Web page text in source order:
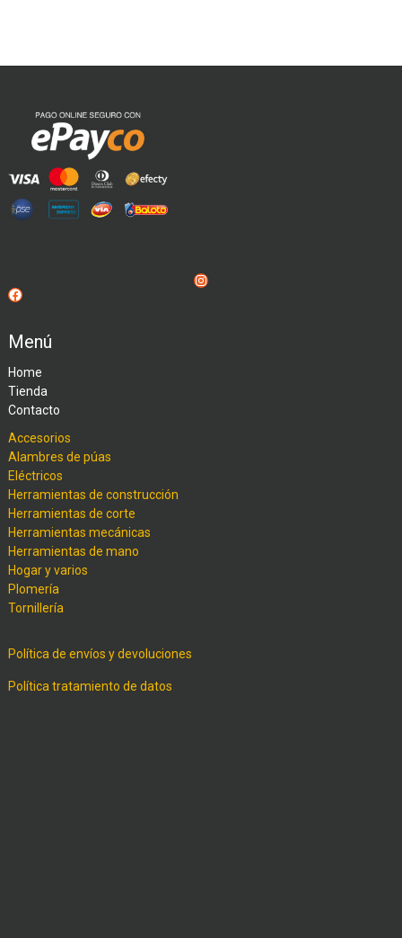
Instagram
Facebook
Menú
Home
Tienda
Contacto
Accesorios
Alambres de púas
Eléctricos
Herramientas de construcción
Herramientas de corte
Herramientas mecánicas
Herramientas de mano
Hogar y varios
Plomería
Tornillería
Política de envíos y devoluciones
Política tratamiento de datos